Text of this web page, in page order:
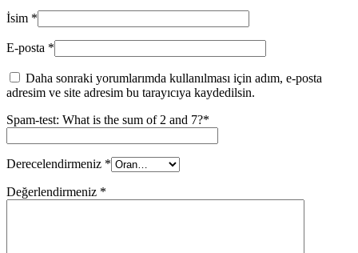
İsim *
E-posta *
Daha sonraki yorumlarımda kullanılması için adım, e-posta
adresim ve site adresim bu tarayıcıya kaydedilsin.
Spam-test: What is the sum of 2 and 7?*
Derecelendirmeniz *
Değerlendirmeniz *